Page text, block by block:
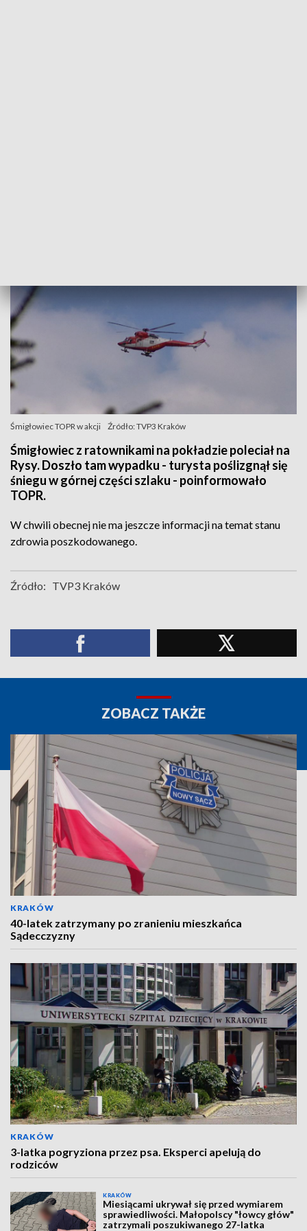
Śmigłowiec TOPR w akcji Źródło: TVP3 Kraków
Śmigłowiec z ratownikami na pokładzie poleciał na
Rysy. Doszło tam wypadku - turysta poślizgnął się
śniegu w górnej części szlaku - poinformowało
TOPR.
W chwili obecnej nie ma jeszcze informacji na temat stanu
zdrowia poszkodowanego.
Źródło: TVP3 Kraków
ZOBACZ TAKŻE
KRAKÓW
40-latek zatrzymany po zranieniu mieszkańca
Sądecczyzny
KRAKÓW
3-latka pogryziona przez psa. Eksperci apelują do
rodziców
KRAKÓW
Miesiącami ukrywał się przed wymiarem
sprawiedliwości. Małopolscy "łowcy głów"
zatrzymali poszukiwanego 27-latka